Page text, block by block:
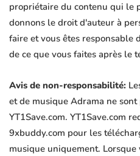
propriétaire du contenu qui le
donnons le droit d'auteur à
faire et vous êtes responsable
de ce que vous faites après le
Avis de non-responsabilité:
et de musique Adrama ne
YT1Save.com. YT1Save.com
9xbuddy.com pour les
musique uniquement.